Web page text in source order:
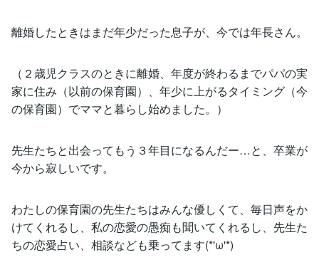
離婚したときはまだ年少だった息子が、今では年長さん。
（２歳児クラスのときに離婚、年度が終わるまでパパの実
家に住み（以前の保育園）、年少に上がるタイミング（今
の保育園）でママと暮らし始めました。）
先生たちと出会ってもう３年目になるんだー…と、卒業が
今から寂しいです。
わたしの保育園の先生たちはみんな優しくて、毎日声をか
けてくれるし、私の恋愛の愚痴も聞いてくれるし、先生た
ちの恋愛占い、相談なども乗ってます(*'ω'*)